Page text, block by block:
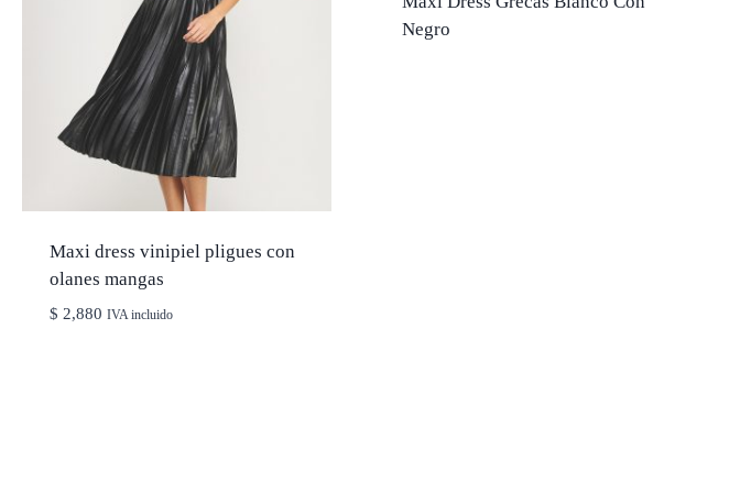
Maxi dress vinipiel pligues con
olanes mangas
$ 2,880 IVA incluido
Negro